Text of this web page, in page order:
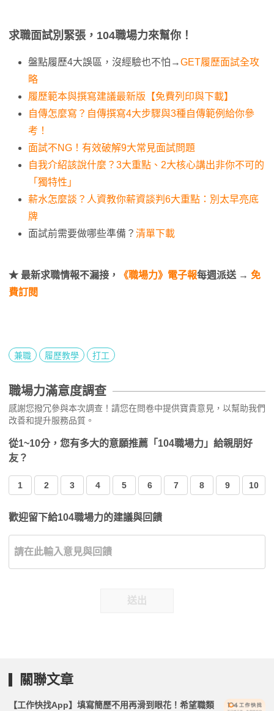
求職面試別緊張，104職場力來幫你！
盤點履歷4大誤區，沒經驗也不怕→GET履歷面試全攻
略
履歷範本與撰寫建議最新版【免費列印與下載】
自傳怎麼寫？自傳撰寫4大步驟與3種自傳範例給你參
考！
面試不NG！有效破解9大常見面試問題
自我介紹該說什麼？3大重點、2大核心講出非你不可的
「獨特性」
薪水怎麼談？人資教你薪資談判6大重點：別太早亮底
牌
面試前需要做哪些準備？ 清單下載
★ 最新求職情報不漏接， 《職場力》電子報每週派送 → 免
費訂閱
兼職 履歷教學 打工
職場力滿意度調查
感謝您撥冗參與本次調查！請您在問卷中提供寶貴意見，以幫助我們
改善和提升服務品質。
從1~10分，您有多大的意願推薦「104職場力」給親朋好
友？
1 2 3 4 5 6 7 8 9 10
歡迎留下給104職場力的建議與回饋
送出
關聯文章
【工作快找App】填寫簡歷不用再滑到眼花！希望職類